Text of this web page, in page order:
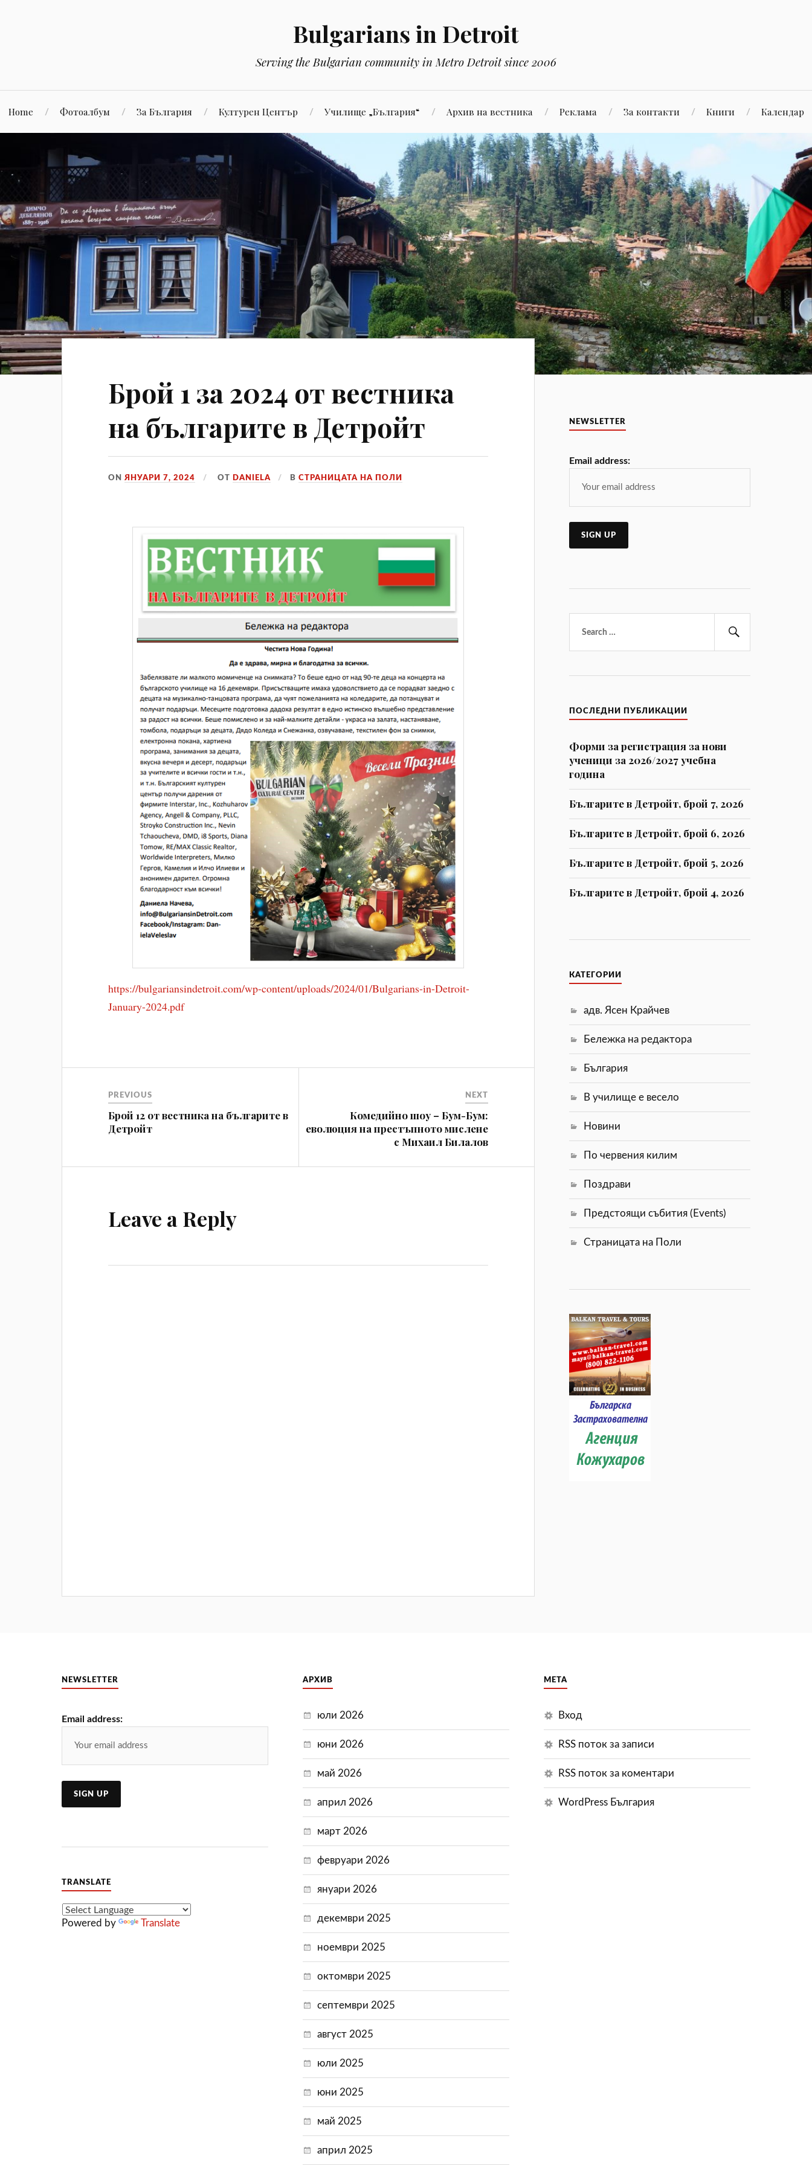
Bulgarians in Detroit
Serving the Bulgarian community in Metro Detroit since 2006
Home Фотоалбум За България Културен Център Училище „България“ Aрхив на вестника Реклама За контакти Книги Календар
Брой 1 за 2024 от вестника
на българите в Детройт
ONЯНУАРИ 7, 2024 ОТ DANIELA ВСТРАНИЦАТА НА ПОЛИ
https://bulgariansindetroit.com/wp-content/uploads/2024/01/Bulgarians-in-Detroit-
January-2024.pdf
PREVIOUS
Брой 12 от вестника на българите в
Детройт
NEXT
Комедийно шоу – Бум-Бум:
еволюция на престъпното мислене
с Михаил Билалов
Leave a Reply
NEWSLETTER
Email address:
ПОСЛЕДНИ ПУБЛИКАЦИИ
Форми за регистрaция за нови
ученици за 2026/2027 учебна
година
Българите в Детройт, брой 7, 2026
Българите в Детройт, брой 6, 2026
Българите в Детройт, брой 5, 2026
Българите в Детройт, брой 4, 2026
КАТЕГОРИИ
адв. Ясен Крайчев
Бележка на редактора
България
В училище е весело
Новини
По червения килим
Поздрави
Предстоящи събития (Events)
Страницата на Поли
NEWSLETTER
Email address:
TRANSLATE
Powered by Translate
АРХИВ
юли 2026
юни 2026
май 2026
април 2026
март 2026
февруари 2026
януари 2026
декември 2025
ноември 2025
октомври 2025
септември 2025
август 2025
юли 2025
юни 2025
май 2025
април 2025
МЕТА
Вход
RSS поток за записи
RSS поток за коментари
WordPress България